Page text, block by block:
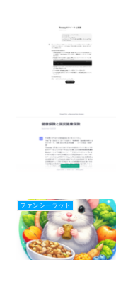
ファンシーラット